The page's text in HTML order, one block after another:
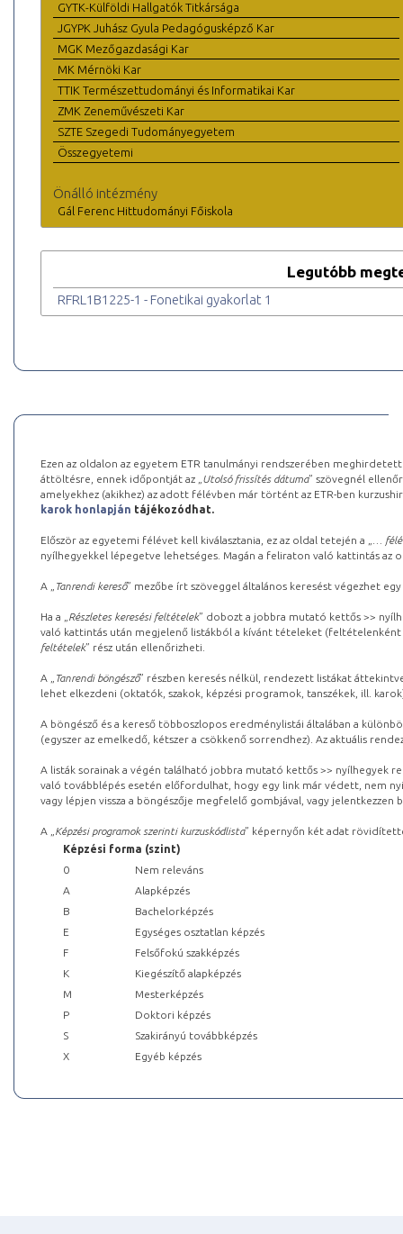
GYTK-Külföldi Hallgatók Titkársága
JGYPK Juhász Gyula Pedagógusképző Kar
MGK Mezőgazdasági Kar
MK Mérnöki Kar
TTIK Természettudományi és Informatikai Kar
ZMK Zeneművészeti Kar
SZTE Szegedi Tudományegyetem
Összegyetemi
Önálló intézmény
Gál Ferenc Hittudományi Főiskola
Legutóbb
RFRL1B1225-1 - Fonetikai gyakorlat 1
Ezen az oldalon az egyetem ETR tanulmányi rendszerében
áttöltésre, ennek időpontját az „ Utolsó frissítés dátuma” szövegnél
amelyekhez (akikhez) az adott félévben már történt az ETR-ben
karok honlapján tájékozódhat.
Először az egyetemi félévet kell kiválasztania, ez az oldal tetején a „
…
nyílhegyekkel lépegetve lehetséges. Magán a feliraton való kattintás az
A „ Tanrendi kereső” mezőbe írt szöveggel általános keresést végezhet
Ha a „ Részletes keresési feltételek” dobozt a jobbra mutató kettős >>
való kattintás után megjelenő listákból a kívánt tételeket (feltételenként
feltételek” rész után ellenőrizheti.
A „ Tanrendi böngésző” részben keresés nélkül, rendezett listákat
lehet elkezdeni (oktatók, szakok, képzési programok, tanszékek, ill.
A böngésző és a kereső többoszlopos eredménylistái általában a
(egyszer az emelkedő, kétszer a csökkenő sorrendhez). Az aktuális
A listák sorainak a végén található jobbra mutató kettős >> nyílhegyek
való továbblépés esetén előfordulhat, hogy egy link már védett, nem
vagy lépjen vissza a böngészője megfelelő gombjával, vagy
A „ Képzési programok szerinti kurzuskódlista” képernyőn két adat
Képzési forma (szint)
0
Nem releváns
A
Alapképzés
B
Bachelorképzés
E
Egységes osztatlan képzés
F
Felsőfokú szakképzés
K
Kiegészítő alapképzés
M
Mesterképzés
P
Doktori képzés
S
Szakirányú továbbképzés
X
Egyéb képzés